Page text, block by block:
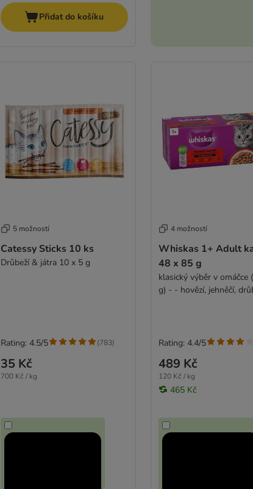
Přidat do košíku
5 možností
Catessy Sticks 10 ks
Drůbeží & játra 10 x 5 g
35 Kč
700 Kč / kg
Rating: 4.5/5 (783)
4 možností
Whiskas 1+ Adult
48 x 85 g
klasický výběr v omáčce
g) - - hovězí, jehněčí,
489 Kč
120 Kč / kg
465 Kč
Rating: 4.4/5